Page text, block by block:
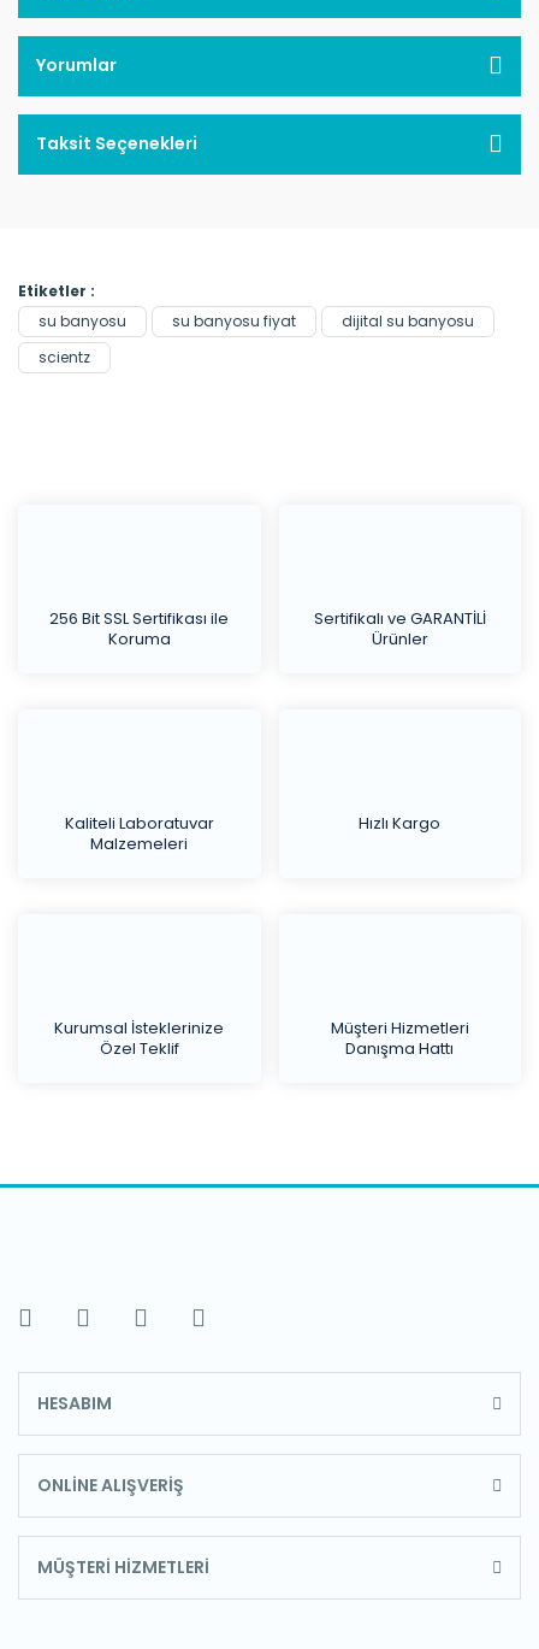
Yorumlar
Taksit Seçenekleri
Etiketler :
su banyosu
su banyosu fiyat
dijital su banyosu
scientz
256 Bit SSL Sertifikası ile
Koruma
Sertifikalı ve GARANTİLİ
Ürünler
Kaliteli Laboratuvar
Malzemeleri
Hızlı Kargo
Kurumsal İsteklerinize
Özel Teklif
Müşteri Hizmetleri
Danışma Hattı
HESABIM
ONLİNE ALIŞVERİŞ
MÜŞTERİ HİZMETLERİ